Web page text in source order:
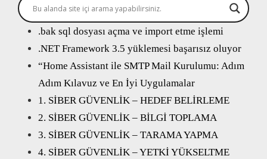
.bak sql dosyası açma ve import etme işlemi
.NET Framework 3.5 yüklemesi başarısız oluyor
“Home Assistant ile SMTP Mail Kurulumu: Adım
Adım Kılavuz ve En İyi Uygulamalar
1. SİBER GÜVENLİK – HEDEF BELİRLEME
2. SİBER GÜVENLİK – BİLGİ TOPLAMA
3. SİBER GÜVENLİK – TARAMA YAPMA
4. SİBER GÜVENLİK – YETKİ YÜKSELTME